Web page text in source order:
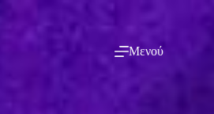
Μενού